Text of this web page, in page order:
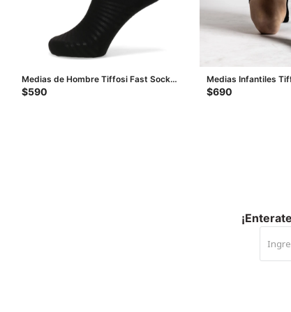
Medias de Hombre Tiffosi Fast Socks
- Negro
$590
Medias Infantiles
$690